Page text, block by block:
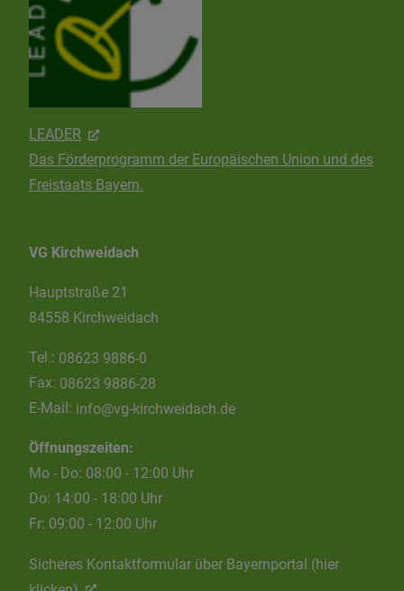
LEADER
Das Förderprogramm der Europäischen Union und des
Freistaats Bayern.
VG Kirchweidach
Hauptstraße 21
84558 Kirchweidach
Tel.: 08623 9886-0
Fax: 08623 9886-28
E-Mail: info@vg-kirchweidach.de
Öffnungszeiten:
Mo - Do: 08:00 - 12:00 Uhr
Do: 14:00 - 18:00 Uhr
Fr: 09:00 - 12:00 Uhr
Sicheres Kontaktformular über Bayernportal (hier